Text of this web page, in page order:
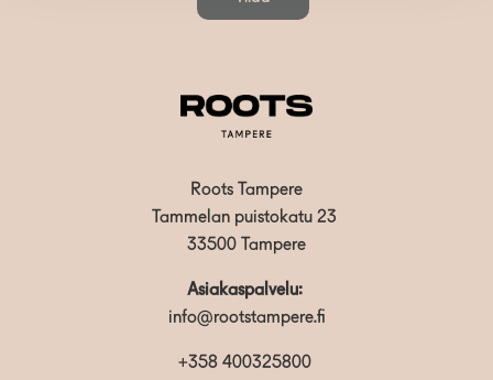
Roots Tampere
Tammelan puistokatu 23
33500 Tampere
Asiakaspalvelu:
info@rootstampere.fi
+358 400325800